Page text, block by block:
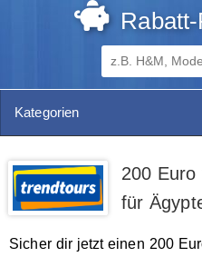
Kategorien
200
für
Sicher dir jetzt einen 200